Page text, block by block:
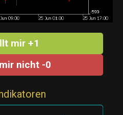
mir +1
nicht -0